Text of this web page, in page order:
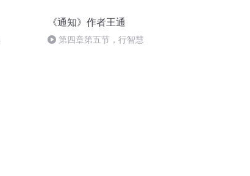
《通知》作者王通
第四章第五节，行智慧